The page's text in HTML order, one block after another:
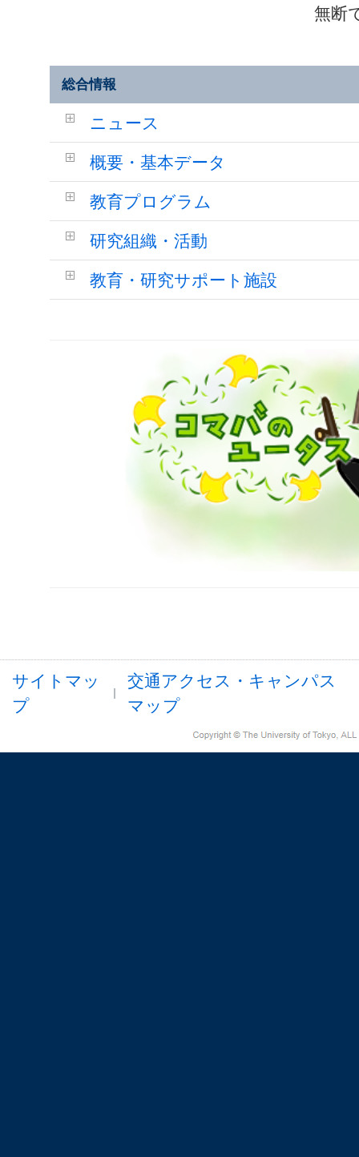
無断
総合情報
ニュース
概要・基本データ
教育プログラム
研究組織・活動
教育・研究サポート施設
サイトマッ
プ
交通アクセス・キャンパス
マップ